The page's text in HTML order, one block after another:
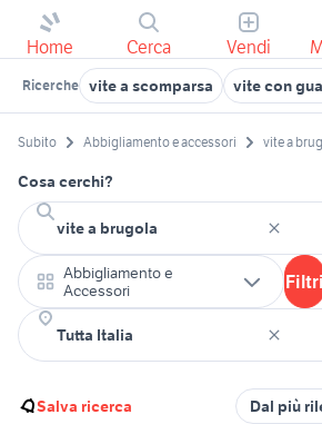
Home Cerca Vendi
Ricerche vite a scomparsa vite con
Subito Abbigliamento e accessori vite a
Cosa cerchi?
Abbigliamento e
Accessori
Filtri
Salva ricerca Dal più